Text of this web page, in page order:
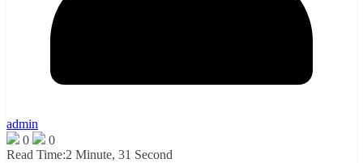
admin
0
0
Read Time:2 Minute, 31 Second